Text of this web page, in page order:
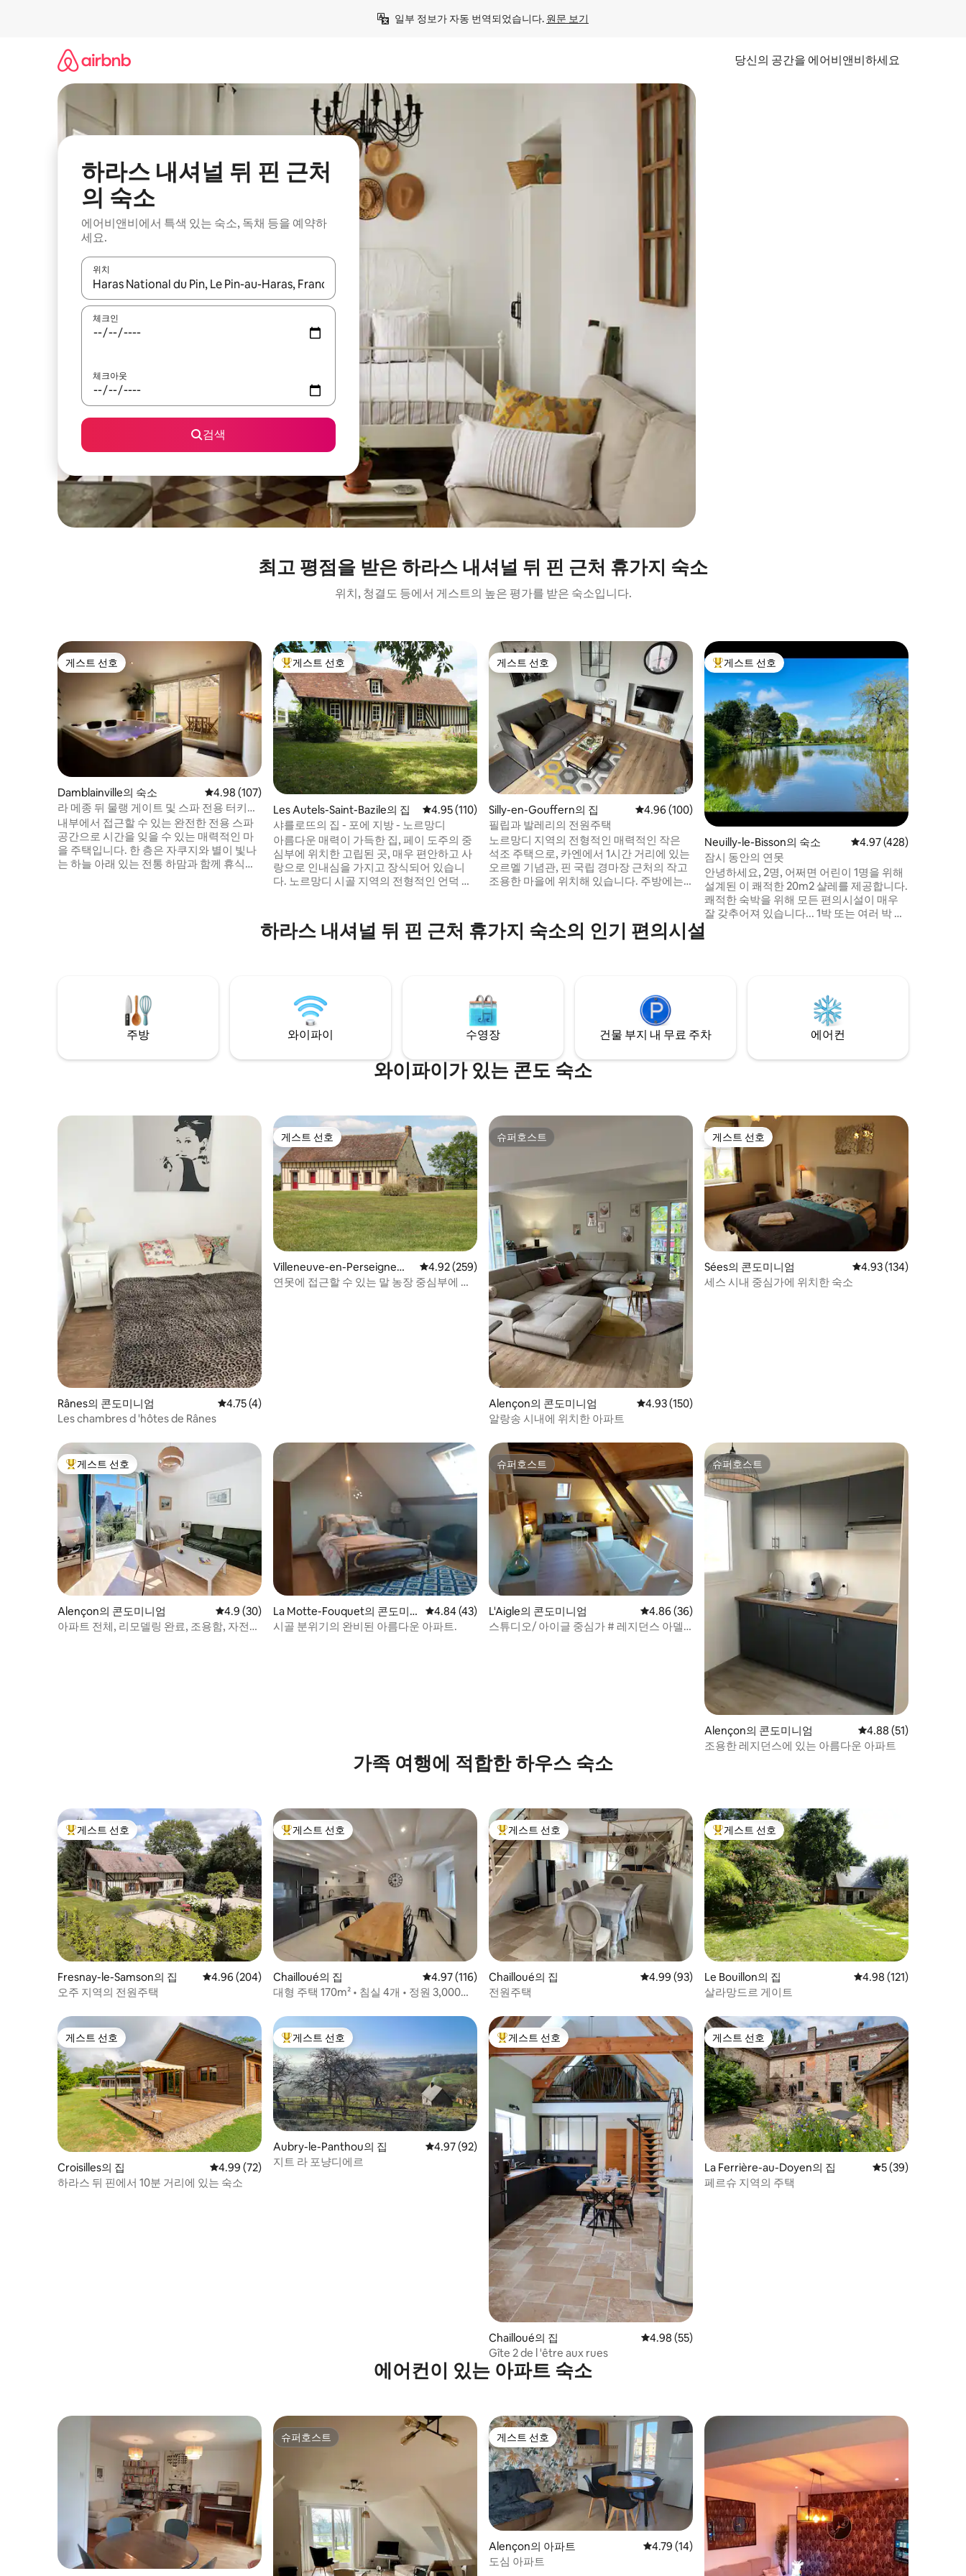
일부 정보가 자동 번역되었습니다. 원문 보기
당신의 공간을 에어비앤비하세요
하라스 내셔널 뒤 핀 근처
의 숙소
에어비앤비에서 특색 있는 숙소, 독채 등을 예약하
세요.
위치
결과가 나오면 위·아래 화살표 키를 사용하거나 터치 또는 스와이프 동작으로 탐색하세요.
체크인
체크아웃
검색
최고 평점을 받은 하라스 내셔널 뒤 핀 근처 휴가지 숙소
위치, 청결도 등에서 게스트의 높은 평가를 받은 숙소입니다.
게스트 선호
게스트 선호
Damblainville의 숙소 평점 4.98점(5점 만점), 후기 107개
4.98 (107)
라 메종 뒤 물랭 게이트 및 스파 전용 터키식
목욕탕
내부에서 접근할 수 있는 완전한 전용 스파
공간으로 시간을 잊을 수 있는 매력적인 마
을 주택입니다. 한 층은 자쿠지와 별이 빛나
는 하늘 아래 있는 전통 하맘과 함께 휴식을
상위 게스트 선호
게스트 선호
Les Autels-Saint-Bazile의 집 평점 4.95점(5점 만점), 후기 110개
4.95 (110)
샤를로뜨의 집 - 포에 지방 - 노르망디
아름다운 매력이 가득한 집, 페이 도주의 중
심부에 위치한 고립된 곳, 매우 편안하고 사
랑으로 인내심을 가지고 장식되어 있습니
다. 노르망디 시골 지역의 전형적인 언덕 지
은 아름다운 곳입니다. 이 풍경은 여러분에
게 평화와 평온을 가져다 줄 것입니다. 진정
게스트 선호
게스트 선호
Silly-en-Gouffern의 집 평점 4.96점(5점 만점), 후기 100개
4.96 (100)
필립과 발레리의 전원주택
노르망디 지역의 전형적인 매력적인 작은
석조 주택으로, 카엔에서 1시간 거리에 있는
오르멜 기념관, 핀 국립 경마장 근처의 작고
조용한 마을에 위치해 있습니다. 주방에는
이 연결 및 텔레비전이 갖춰져 있습니다. 침
실의 침대는 160cm x 200cm이며 두 번째
상위 게스트 선호
게스트 선호
Neuilly-le-Bisson의 숙소 평점 4.97점(5점 만점),
4.97 (428)
잠시 동안의 연못
안녕하세요, 2명, 어쩌면 어린이 1명을 위해
설계된 이 쾌적한 20m2 샬레를 제공합니다.
쾌적한 숙박을 위해 모든 편의시설이 매우
잘 갖추어져 있습니다... 1박 또는 여러 박 중
하라스 내셔널 뒤 핀 근처 휴가지 숙소의 인기 편의시설
주방 와이파이 수영장 건물 부지 내 무료 주차 에어컨
와이파이가 있는 콘도 숙소
Rânes의 콘도미니엄 평점 4.75점(5점 만점), 후기 4개
4.75 (4)
Les chambres d 'hôtes de Rânes
게스트 선호
게스트 선호
Villeneuve-en-Perseigne의
콘도미니엄
평점 4.92점(5점 만점), 후기 259개
4.92 (259)
연못에 접근할 수 있는 말 농장 중심부에 위
슈퍼호스트
슈퍼호스트
Alençon의 콘도미니엄 평점 4.93점(5점 만점), 후기 150개
4.93 (150)
알랑송 시내에 위치한 아파트
게스트 선호
게스트 선호
Sées의 콘도미니엄 평점 4.93점(5점 만점),
4.93 (134)
세스 시내 중심가에 위치한 숙소
상위 게스트 선호
게스트 선호
Alençon의 콘도미니엄 평점 4.9점(5점 만점), 후기 30개
4.9 (30)
아파트 전체, 리모델링 완료, 조용함, 자전거
La Motte-Fouquet의 콘도미
니엄
평점 4.84점(5점 만점), 후기 43개
4.84 (43)
시골 분위기의 완비된 아름다운 아파트.
슈퍼호스트
슈퍼호스트
L'Aigle의 콘도미니엄 평점 4.86점(5점 만점), 후기 36개
4.86 (36)
스튜디오/ 아이글 중심가 # 레지던스 아델
슈퍼호스트
슈퍼호스트
Alençon의 콘도미니엄 평점 4.88점(5점 만점
4.88 (51)
조용한 레지던스에 있는 아름다운 아파트
가족 여행에 적합한 하우스 숙소
상위 게스트 선호
게스트 선호
Fresnay-le-Samson의 집 평점 4.96점(5점 만점), 후기 204개
4.96 (204)
오주 지역의 전원주택
상위 게스트 선호
게스트 선호
Chailloué의 집 평점 4.97점(5점 만점), 후기 116개
4.97 (116)
대형 주택 170m² • 침실 4개 • 정원 3,000m²
상위 게스트 선호
게스트 선호
Chailloué의 집 평점 4.99점(5점 만점), 후기 93개
4.99 (93)
전원주택
상위 게스트 선호
게스트 선호
Le Bouillon의 집 평점 4.98점(5점 만점),
4.98 (121)
살라망드르 게이트
게스트 선호
게스트 선호
Croisilles의 집 평점 4.99점(5점 만점), 후기 72개
4.99 (72)
하라스 뒤 핀에서 10분 거리에 있는 숙소
상위 게스트 선호
게스트 선호
Aubry-le-Panthou의 집 평점 4.97점(5점 만점), 후기 92개
4.97 (92)
지트 라 포냥디에르
상위 게스트 선호
게스트 선호
Chailloué의 집 평점 4.98점(5점 만점), 후기 55개
4.98 (55)
Gîte 2 de l 'être aux rues
게스트 선호
게스트 선호
La Ferrière-au-Doyen의 집 평점 5점(5점 만점
5 (39)
페르슈 지역의 주택
에어컨이 있는 아파트 숙소
슈퍼호스트
슈퍼호스트 게스트 선호
게스트 선호
Alençon의 아파트 평점 4.79점(5점 만점), 후기 14개
4.79 (14)
도심 아파트